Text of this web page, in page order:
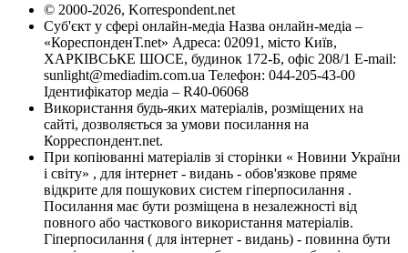
© 2000-2026, Korrespondent.net
Суб'єкт у сфері онлайн-медіа Назва онлайн-медіа –
«КореспонденТ.net» Адреса: 02091, місто Київ,
ХАРКІВСЬКЕ ШОСЕ, будинок 172-Б, офіс 208/1 E-mail:
sunlight@mediadim.com.ua Телефон: 044-205-43-00
Ідентифікатор медіа – R40-06068
Використання будь-яких матеріалів, розміщених на
сайті, дозволяється за умови посилання на
Корреспондент.net.
При копіюванні матеріалів зі сторінки « Новини України
і світу» , для інтернет - видань - обов'язкове пряме
відкрите для пошукових систем гіперпосилання .
Посилання має бути розміщена в незалежності від
повного або часткового використання матеріалів.
Гіперпосилання ( для інтернет - видань) - повинна бути